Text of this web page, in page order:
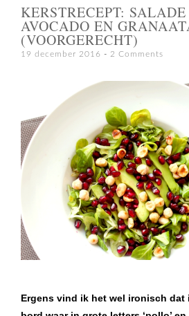
KERSTRECEPT:
AVOCADO EN
(VOORGERECHT)
19 december 2016 2 Comments
Ergens vind ik het wel ironisch dat